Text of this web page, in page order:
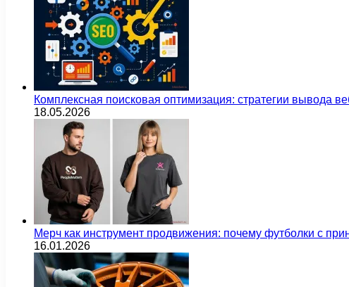
Комплексная поисковая оптимизация: стратегии вывода
18.05.2026
Мерч как инструмент продвижения: почему футболки с
16.01.2026